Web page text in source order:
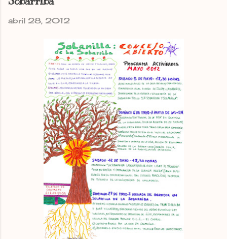
abril 28, 2012